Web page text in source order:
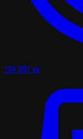
104 061 mi